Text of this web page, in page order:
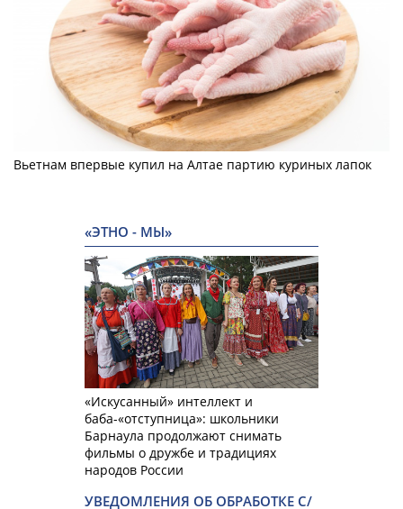
Вьетнам впервые купил на Алтае партию куриных лапок
«ЭТНО - МЫ»
«Искусанный» интеллект и
баба-«отступница»: школьники
Барнаула продолжают снимать
фильмы о дружбе и традициях
народов России
УВЕДОМЛЕНИЯ ОБ ОБРАБОТКЕ С/